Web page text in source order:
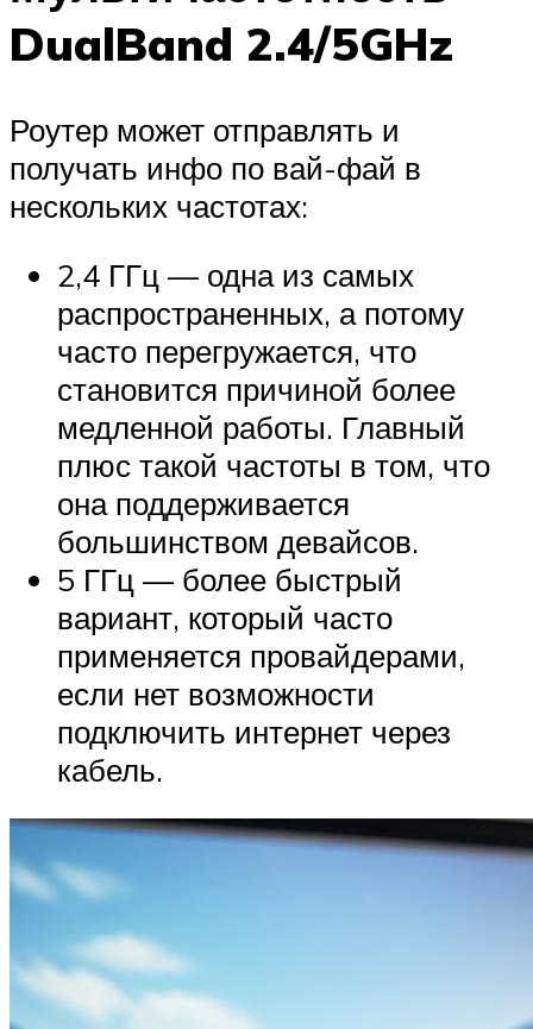
DualBand 2.4/5GHz
Роутер может отправлять и
получать инфо по вай-фай в
нескольких частотах:
2,4 ГГц — одна из самых
распространенных, а потому
часто перегружается, что
становится причиной более
медленной работы. Главный
плюс такой частоты в том, что
она поддерживается
большинством девайсов.
5 ГГц — более быстрый
вариант, который часто
применяется провайдерами,
если нет возможности
подключить интернет через
кабель.